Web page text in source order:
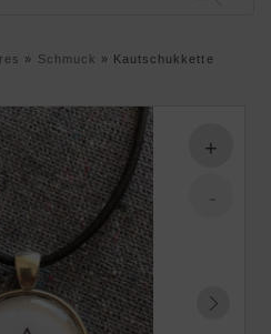
» Schmuck » Kautschukkette